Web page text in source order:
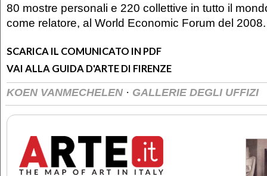
80 mostre personali e 220 collettive in tutto il
come relatore, al World Economic Forum del 2008.
SCARICA IL COMUNICATO IN PDF
VAI ALLA GUIDA D'ARTE DI FIRENZE
KOEN VANMECHELEN · GALLERIE DEGLI UFFIZI